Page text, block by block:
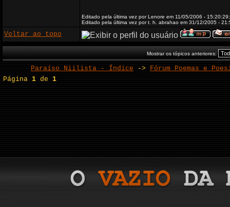
Editado pela última vez por Lenore em 11/05/2006 -
Editado pela última vez por t. h. abrahao em 31/12/2005 -
Voltar ao topo
Mostrar os tópicos anteriores:
Paraíso Niilista - Índice -> Fórum Poemas e
Página1 de1